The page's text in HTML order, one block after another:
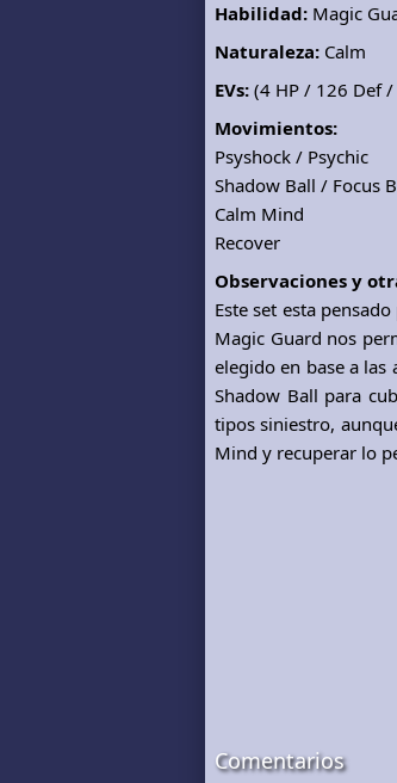
Habilidad: Magic
Naturaleza: Calm
EVs: (4 HP / 126 Def
Movimientos:
Psyshock / Psychic
Shadow Ball / Focus
Calm Mind
Recover
Observaciones y
Este set esta
Magic Guard nos
elegido en base a las
Shadow Ball para
tipos siniestro,
Mind y recuperar lo
Comentarios